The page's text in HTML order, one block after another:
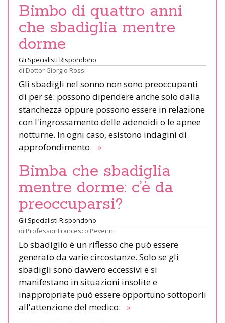
Bimbo di quattro anni
che sbadiglia mentre
dorme
Gli Specialisti Rispondono
di Dottor Giorgio Rossi
Gli sbadigli nel sonno non sono preoccupanti
di per sé: possono dipendere anche solo dalla
stanchezza oppure possono essere in relazione
con l'ingrossamento delle adenoidi o le apnee
notturne. In ogni caso, esistono indagini di
approfondimento. »
Bimba che sbadiglia
mentre dorme: c’è da
preoccuparsi?
Gli Specialisti Rispondono
di Professor Francesco Peverini
Lo sbadiglio è un riflesso che può essere
generato da varie circostanze. Solo se gli
sbadigli sono davvero eccessivi e si
manifestano in situazioni insolite e
inappropriate può essere opportuno sottoporli
all'attenzione del medico. »